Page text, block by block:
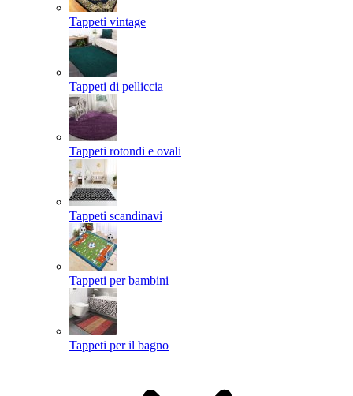
Tappeti vintage
Tappeti di pelliccia
Tappeti rotondi e ovali
Tappeti scandinavi
Tappeti per bambini
Tappeti per il bagno